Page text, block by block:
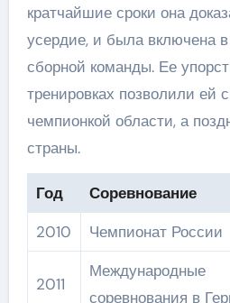
кратчайшие сроки она
усердие, и была включена
сборной команды. Ее
тренировках позволили ей
чемпионкой области, а
страны.
Год Соревнование
2010
Чемпионат России
2011
Международные
соревнования в